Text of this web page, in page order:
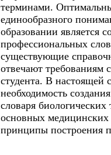
терминами.
единообразного
образовании является
профессиональных
существующие
отвечают требованиям
студента. В настоящей
необходимость
словаря
основных
принципы построения